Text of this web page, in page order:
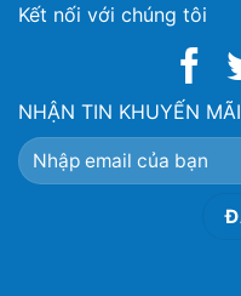
Kết nối với chúng tôi
NHẬN TIN KHUYẾN MÃI